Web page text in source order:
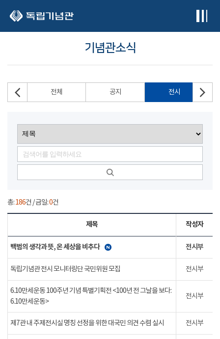
기념관소식
전체 공지 전시
총:186건 / 금일:0건
제목 작성자
백범의 생각과 뜻, 온 세상을 비추다 전시부
독립기념관 전시 모니터링단 국민위원 모집 전시부
6.10만세운동 100주년 기념 특별기획전 <100년 전 그날을 보다:
6.10만세운동>
전시부
제7관 내 주제전시실 명칭 선정을 위한 대국민 의견 수렴 실시 전시부